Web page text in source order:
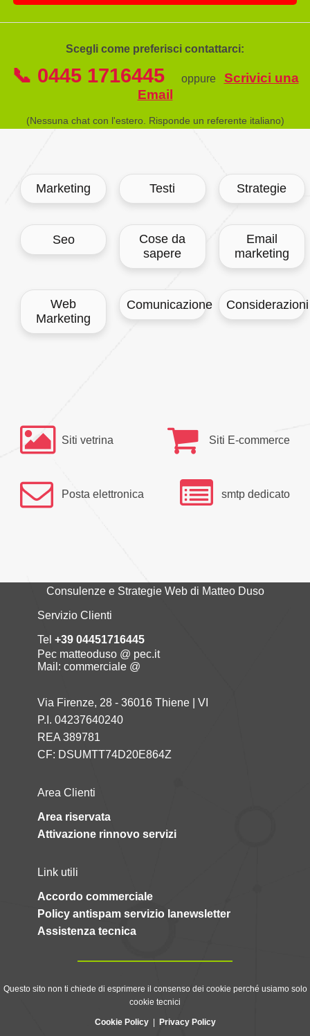
Scegli come preferisci contattarci:
📞 0445 1716445 oppure Scrivici una
Email
(Nessuna chat con l'estero. Risponde un referente italiano)
Marketing Testi Strategie
Seo
Cose da
sapere
Email
marketing
Web
Marketing
Comunicazione Considerazioni
Siti vetrina Siti E-commerce
Posta elettronica smtp dedicato
Consulenze e Strategie Web di Matteo Duso
Servizio Clienti
Tel +39 04451716445
Pec matteoduso @ pec.it
Mail: commerciale @
Via Firenze, 28 - 36016 Thiene | VI
P.I. 04237640240
REA 389781
CF: DSUMTT74D20E864Z
Area Clienti
Area riservata
Attivazione rinnovo servizi
Link utili
Accordo commerciale
Policy antispam servizio lanewsletter
Assistenza tecnica
Questo sito non ti chiede di esprimere il consenso dei cookie perché usiamo solo
cookie tecnici
Cookie Policy| Privacy Policy